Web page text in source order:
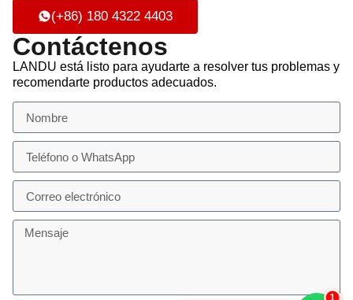
(+86) 180 4322 4403
Contáctenos
LANDU está listo para ayudarte a resolver tus problemas y
recomendarte productos adecuados.
2